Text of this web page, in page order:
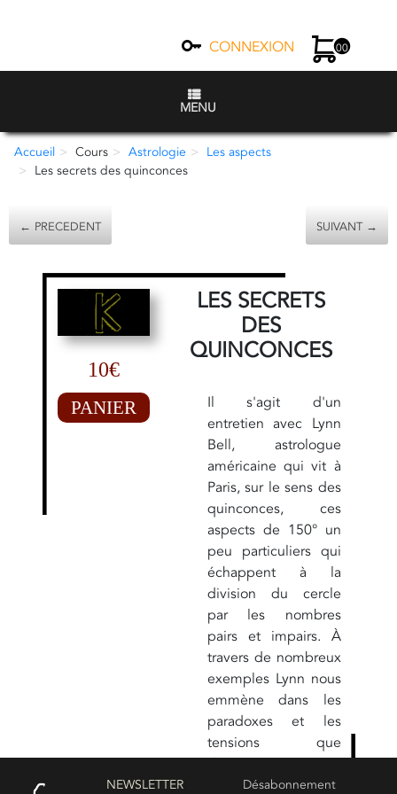
CONNEXION 00
MENU
Accueil Cours Astrologie
Les aspects
Les secrets des quinconces
← PRECEDENT SUIVANT →
10€
PANIER
LES SECRETS
DES
QUINCONCES
Il s'agit d'un
entretien avec Lynn
Bell, astrologue
américaine qui vit à
Paris, sur le sens des
quinconces, ces
aspects de 150° un
peu particuliers qui
échappent à la
division du cercle
par les nombres
pairs et impairs. À
travers de nombreux
exemples Lynn nous
emmène dans les
paradoxes et les
tensions que
dessinent cet aspect
dans un thème.
NEWSLETTER Désabonnement